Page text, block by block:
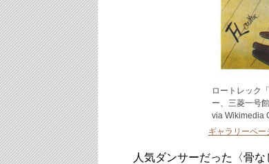
ロートレック
ー、三菱一号
via Wikimedia
ギャラリーペー
人気ダンサーだった〈骨な